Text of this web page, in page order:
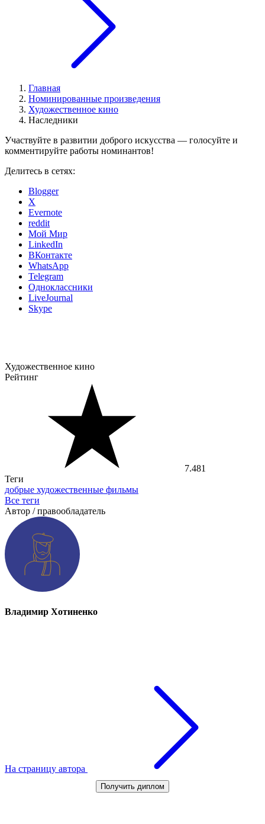
Главная
Номинированные произведения
Художественное кино
Наследники
Участвуйте в развитии доброго искусства — голосуйте и
комментируйте работы номинантов!
Делитесь в сетях:
Blogger
X
Evernote
reddit
Мой Мир
LinkedIn
ВКонтакте
WhatsApp
Telegram
Одноклассники
LiveJournal
Skype
Художественное кино
Рейтинг
7.481
Теги
добрые художественные фильмы
Все теги
Автор / правообладатель
Владимир Хотиненко
На страницу автора
Получить диплом